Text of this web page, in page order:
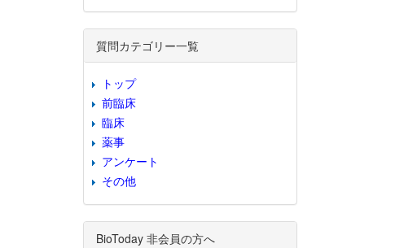
質問カテゴリー一覧
トップ
前臨床
臨床
薬事
アンケート
その他
BioToday 非会員の方へ